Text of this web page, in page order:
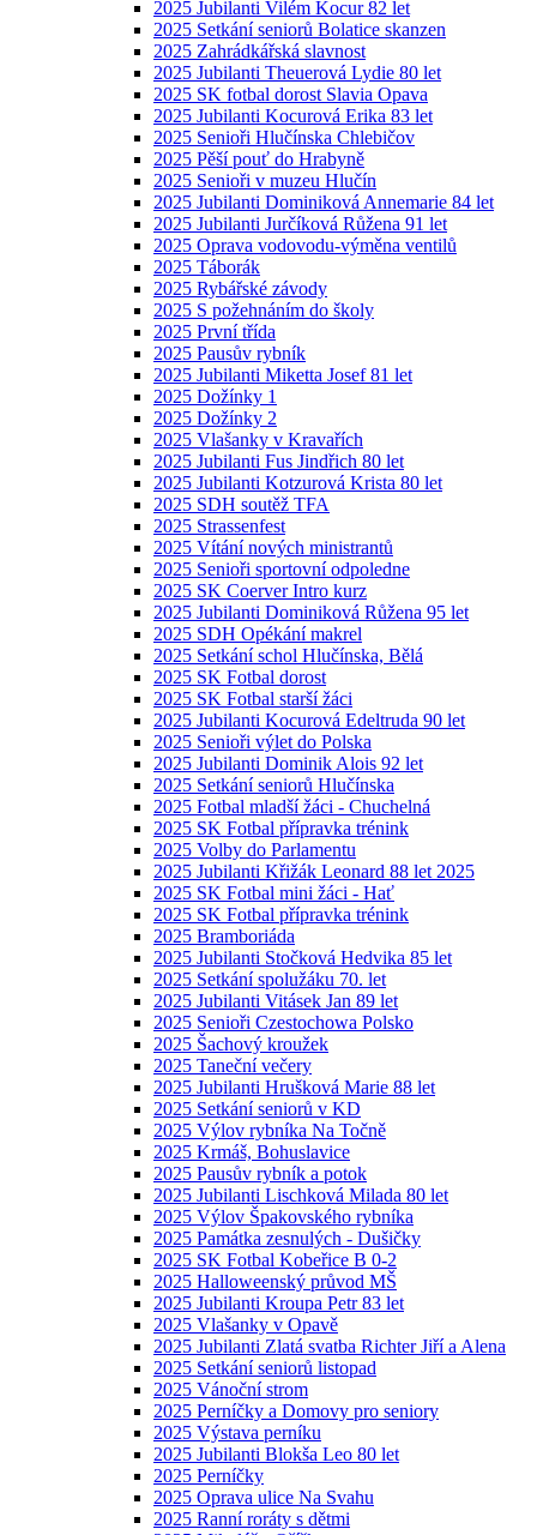
2025 Jubilanti Vilém Kocur 82 let
2025 Setkání seniorů Bolatice skanzen
2025 Zahrádkářská slavnost
2025 Jubilanti Theuerová Lydie 80 let
2025 SK fotbal dorost Slavia Opava
2025 Jubilanti Kocurová Erika 83 let
2025 Senioři Hlučínska Chlebičov
2025 Pěší pouť do Hrabyně
2025 Senioři v muzeu Hlučín
2025 Jubilanti Dominiková Annemarie 84 let
2025 Jubilanti Jurčíková Růžena 91 let
2025 Oprava vodovodu-výměna ventilů
2025 Táborák
2025 Rybářské závody
2025 S požehnáním do školy
2025 První třída
2025 Pausův rybník
2025 Jubilanti Miketta Josef 81 let
2025 Dožínky 1
2025 Dožínky 2
2025 Vlašanky v Kravařích
2025 Jubilanti Fus Jindřich 80 let
2025 Jubilanti Kotzurová Krista 80 let
2025 SDH soutěž TFA
2025 Strassenfest
2025 Vítání nových ministrantů
2025 Senioři sportovní odpoledne
2025 SK Coerver Intro kurz
2025 Jubilanti Dominiková Růžena 95 let
2025 SDH Opékání makrel
2025 Setkání schol Hlučínska, Bělá
2025 SK Fotbal dorost
2025 SK Fotbal starší žáci
2025 Jubilanti Kocurová Edeltruda 90 let
2025 Senioři výlet do Polska
2025 Jubilanti Dominik Alois 92 let
2025 Setkání seniorů Hlučínska
2025 Fotbal mladší žáci - Chuchelná
2025 SK Fotbal přípravka trénink
2025 Volby do Parlamentu
2025 Jubilanti Křižák Leonard 88 let 2025
2025 SK Fotbal mini žáci - Hať
2025 SK Fotbal přípravka trénink
2025 Bramboriáda
2025 Jubilanti Stočková Hedvika 85 let
2025 Setkání spolužáku 70. let
2025 Jubilanti Vitásek Jan 89 let
2025 Senioři Czestochowa Polsko
2025 Šachový kroužek
2025 Taneční večery
2025 Jubilanti Hrušková Marie 88 let
2025 Setkání seniorů v KD
2025 Výlov rybníka Na Točně
2025 Krmáš, Bohuslavice
2025 Pausův rybník a potok
2025 Jubilanti Lischková Milada 80 let
2025 Výlov Špakovského rybníka
2025 Památka zesnulých - Dušičky
2025 SK Fotbal Kobeřice B 0-2
2025 Halloweenský průvod MŠ
2025 Jubilanti Kroupa Petr 83 let
2025 Vlašanky v Opavě
2025 Jubilanti Zlatá svatba Richter Jiří a Alena
2025 Setkání seniorů listopad
2025 Vánoční strom
2025 Perníčky a Domovy pro seniory
2025 Výstava perníku
2025 Jubilanti Blokša Leo 80 let
2025 Perníčky
2025 Oprava ulice Na Svahu
2025 Ranní roráty s dětmi